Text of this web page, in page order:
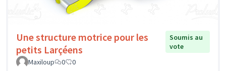
Une structure motrice pour les
petits Larçéens
Soumis au
vote
Maxiloup
0 0